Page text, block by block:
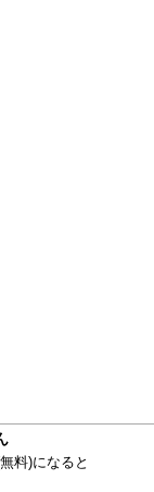
料)になると